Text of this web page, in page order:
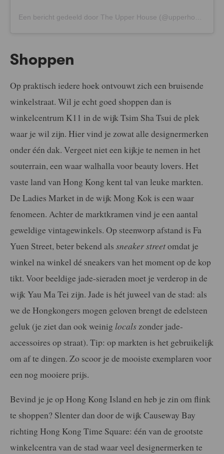
Shoppen
Op praktisch iedere hoek ontvouwt zich een bruisende
winkelstraat. Wil je echt goed shoppen dan is
winkelcentrum K11 in de wijk Tsim Sha Tsui de plek
waar je wil zijn. Hier vind je zowat alle designermerken
onder één dak. Vergeet niet een kijkje te nemen in het
souterrain, een waar walhalla voor beauty lovers. Het
vaste land van Hong Kong kent tal van leuke markten.
De Ladies Market in de wijk Mong Kok is een waar
fenomeen. Achter de marktkramen vind je een aantal
geweldige vintagewinkels. Op steenworp afstand is Fa
Yuen Street, beter bekend als sneaker streetomdat je
winkel na winkel dé sneakers van het moment op de kop
tikt. Voor beeldige jade-sieraden moet je verderop in de
wijk Yau Ma Tei zijn. Jade is hét juweel van de stad: als
we de Hongkongers mogen geloven brengt de edelsteen
geluk (je ziet dan ook weinig locals zonder jade-
accessoires op straat). Tip: op markten is het gebruikelijk
om af te dingen. Zo scoor je de mooiste exemplaren voor
een nog mooiere prijs.
Bevind je je op Hong Kong Island en heb je zin om flink
te shoppen? Slenter dan door de wijk Causeway Bay
richting Hong Kong Time Square: één van de grootste
winkelcentra van de stad waar veel designermerken te